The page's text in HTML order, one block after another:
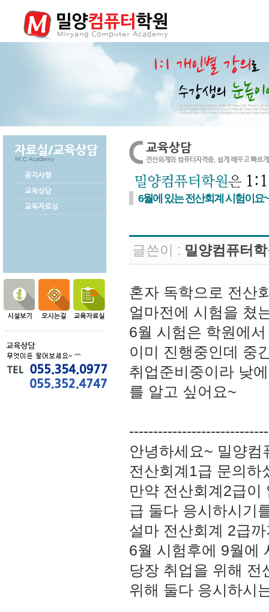
6월에 있는 전산회계 시험이요~
글쓴이 : 밀양컴퓨터
혼자 독학으로 전산
얼마전에 시험을 쳤
6월 시험은 학원에
이미 진행중인데 중
취업준비중이라 낮
를 알고 싶어요~
안녕하세요~ 밀양
전산회계1급 문의하
만약 전산회계2급이
급 둘다 응시하시기
설마 전산회계 2급
6월 시험후에 9월에
당장 취업을 위해 전
위해 둘다 응시하시